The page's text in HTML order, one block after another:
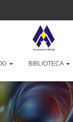
BIBLIOTECA